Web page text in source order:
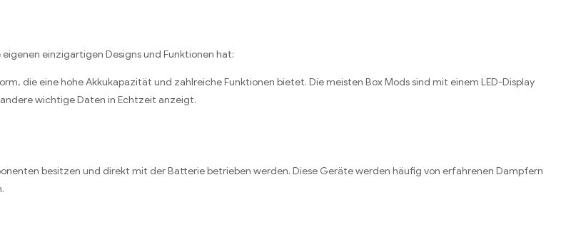
einzigartigen Designs und Funktionen hat:
die eine hohe Akkukapazität und zahlreiche Funktionen bietet. Die meisten Box Mods sind mit einem LED-Display
wichtige Daten in Echtzeit anzeigt.
besitzen und direkt mit der Batterie betrieben werden. Diese Geräte werden häufig von erfahrenen Dampfern